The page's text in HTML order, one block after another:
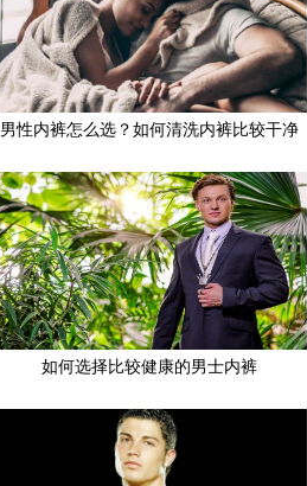
男性内裤怎么选？如何清洗内裤比较干净
如何选择比较健康的男士内裤